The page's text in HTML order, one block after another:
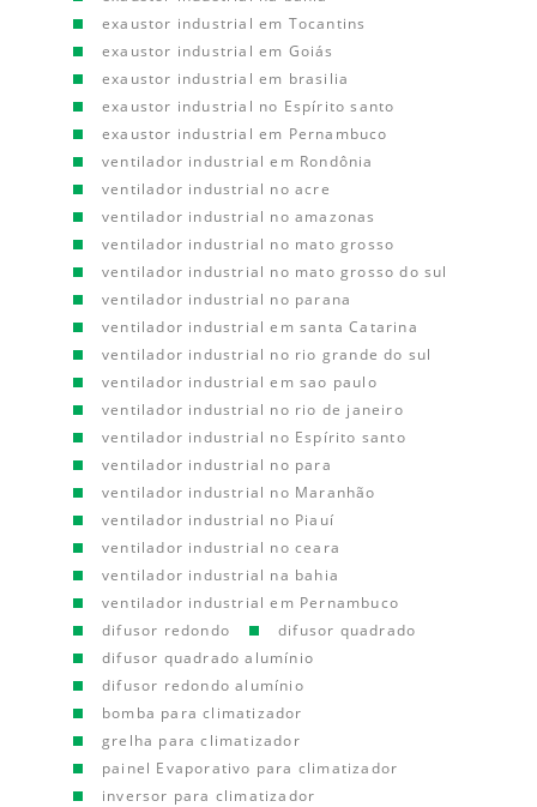
exaustor industrial em Tocantins
exaustor industrial em Goiás
exaustor industrial em brasilia
exaustor industrial no Espírito santo
exaustor industrial em Pernambuco
ventilador industrial em Rondônia
ventilador industrial no acre
ventilador industrial no amazonas
ventilador industrial no mato grosso
ventilador industrial no mato grosso do sul
ventilador industrial no parana
ventilador industrial em santa Catarina
ventilador industrial no rio grande do sul
ventilador industrial em sao paulo
ventilador industrial no rio de janeiro
ventilador industrial no Espírito santo
ventilador industrial no para
ventilador industrial no Maranhão
ventilador industrial no Piauí
ventilador industrial no ceara
ventilador industrial na bahia
ventilador industrial em Pernambuco
difusor redondo
difusor quadrado
difusor quadrado alumínio
difusor redondo alumínio
bomba para climatizador
grelha para climatizador
painel Evaporativo para climatizador
inversor para climatizador